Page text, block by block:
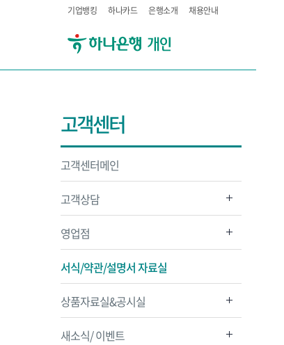
기업뱅킹 하나카드 은행소개 채용안내
고객센터
고객센터메인
고객상담
영업점
서식/약관/설명서 자료실
상품자료실&공시실
새소식/ 이벤트